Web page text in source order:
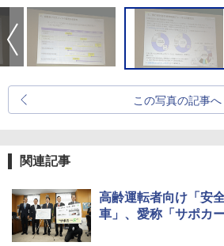
この写真の記事へ
関連記事
高齢運転者向け「安
車」、愛称「サポカ